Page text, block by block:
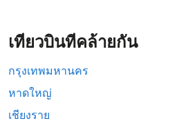
เที่ยวบินที่คล้ายกัน
กรุงเทพมหานคร
หาดใหญ่
เชียงราย